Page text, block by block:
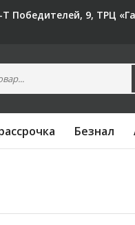
Победителей, 9, ТРЦ
Безнал